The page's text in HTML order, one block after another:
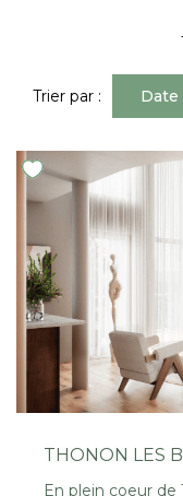
Trier par : Date
En plein coeur de